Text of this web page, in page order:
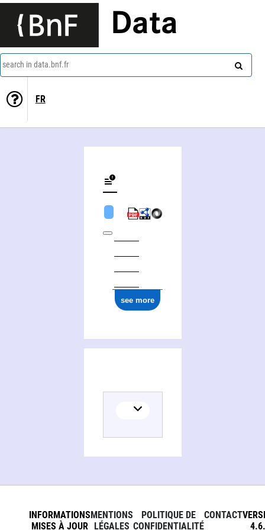
Data
search in data.bnf.fr
FR
see more
INFORMATIONS
MISES À JOUR
MENTIONS
LÉGALES
POLITIQUE DE
CONFIDENTIALITÉ
CONTACT